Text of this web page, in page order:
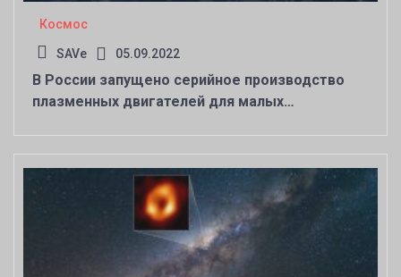
Космос
SAVe 05.09.2022
В России запущено серийное производство
плазменных двигателей для малых